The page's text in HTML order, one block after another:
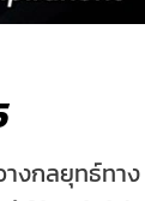
างกลยุทธ์ทาง